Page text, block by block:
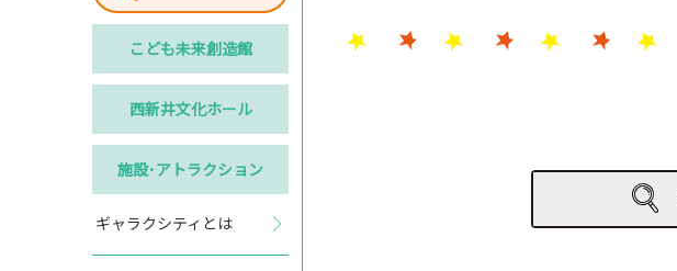
こども未来創造館
西新井文化ホール
施設･アトラクション
ギャラクシティとは